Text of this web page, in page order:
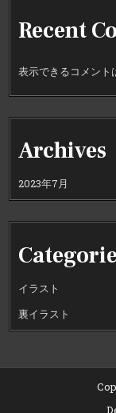
Recent
表示できるコメント
Archives
2023年7月
イラスト
裏イラスト